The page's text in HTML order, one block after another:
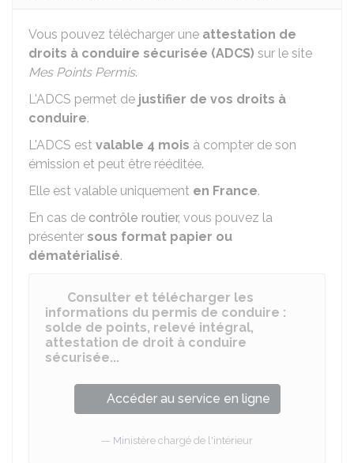
Vous pouvez télécharger une attestation de
droits à conduire sécurisée (ADCS) sur le site
Mes Points Permis.
L'ADCS permet de justifier de vos droits à
conduire.
L'ADCS est valable 4 mois à compter de son
émission et peut être rééditée.
Elle est valable uniquement en France.
En cas de contrôle routier, vous pouvez la
présenter sous format papier ou
dématérialisé.
Consulter et télécharger les
informations du permis de conduire :
solde de points, relevé intégral,
attestation de droit à conduire
sécurisée...
Accéder au service en ligne
Ministère chargé de l'intérieur